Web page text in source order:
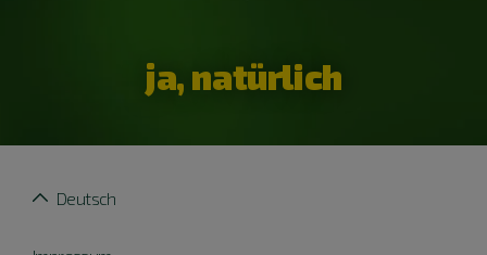
ja, natürlich
Deutsch